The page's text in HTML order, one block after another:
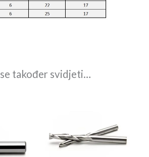
također svidjeti…